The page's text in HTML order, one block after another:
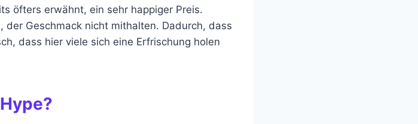
öfters erwähnt, ein sehr happiger Preis.
der Geschmack nicht mithalten. Dadurch, dass
dass hier viele sich eine Erfrischung holen